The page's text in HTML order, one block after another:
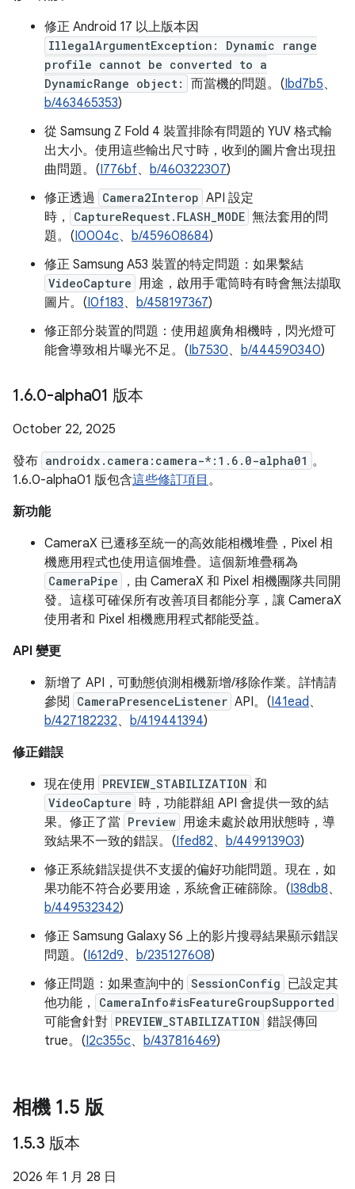
修正 Android 17 以上版本因
IllegalArgumentException: Dynamic range
profile cannot be converted to a
DynamicRange object:
而當機的問題。(Ibd7b5、
b/463465353)
從 Samsung Z Fold 4 裝置排除有問題的 YUV 格式輸
出大小。使用這些輸出尺寸時，收到的圖片會出現扭
曲問題。(I776bf、 b/460322307)
修正透過 Camera2Interop API 設定
時，
CaptureRequest.FLASH_MODE 無法套用的問
題。(I0004c、 b/459608684)
修正 Samsung A53 裝置的特定問題：如果繫結
VideoCapture 用途，啟用手電筒時有時會無法擷取
圖片。(I0f183、 b/458197367)
修正部分裝置的問題：使用超廣角相機時，閃光燈可
能會導致相片曝光不足。(Ib7530、 b/444590340)
1.6.0-alpha01 版本
October 22, 2025
發布 androidx.camera:camera-*:1.6.0-alpha01 。
1.6.0-alpha01 版包含這些修訂項目 。
新功能
CameraX 已遷移至統一的高效能相機堆疊，Pixel 相
機應用程式也使用這個堆疊。這個新堆疊稱為
CameraPipe
，由 CameraX 和 Pixel 相機團隊共同開
發。這樣可確保所有改善項目都能分享，讓 CameraX
使用者和 Pixel 相機應用程式都能受益。
API 變更
新增了 API，可動態偵測相機新增/移除作業。詳情請
參閱
CameraPresenceListener API。(I41ead、
b/427182232、 b/419441394)
修正錯誤
現在使用 PREVIEW_STABILIZATION 和
VideoCapture 時，功能群組 API 會提供一致的結
果。修正了當 Preview 用途未處於啟用狀態時，導
致結果不一致的錯誤。(Ifed82、 b/449913903)
修正系統錯誤提供不支援的偏好功能問題。現在，如
果功能不符合必要用途，系統會正確篩除。(I38db8、
b/449532342)
修正 Samsung Galaxy S6 上的影片搜尋結果顯示錯誤
問題。(I612d9、 b/235127608)
修正問題：如果查詢中的 SessionConfig 已設定其
他功能，
CameraInfo#isFeatureGroupSupported
可能會針對 PREVIEW_STABILIZATION 錯誤傳回
true。(I2c355c、 b/437816469)
相機 1.5 版
1.5.3 版本
2026 年 1 月 28 日